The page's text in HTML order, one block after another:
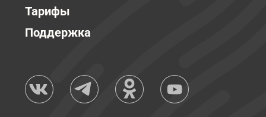
Тарифы
Поддержка